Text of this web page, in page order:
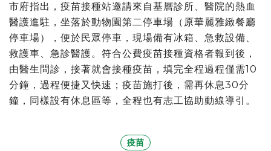
市府指出，疫苗接種站邀請來自基層診所、醫院的熱血
醫護進駐，坐落於動物園第二停車場（原華麗雅緻餐廳
停車場），便於民眾停車，現場備有冰箱、急救設備、
救護車、急診醫護。符合公費疫苗接種資格者報到後，
由醫生問診，接著就會接種疫苗，填完全程過程僅需10
分鐘，過程便捷又快速；疫苗施打後，需再休息30分
鐘，同樣設有休息區等，全程也有志工協助動線導引。
疫苗